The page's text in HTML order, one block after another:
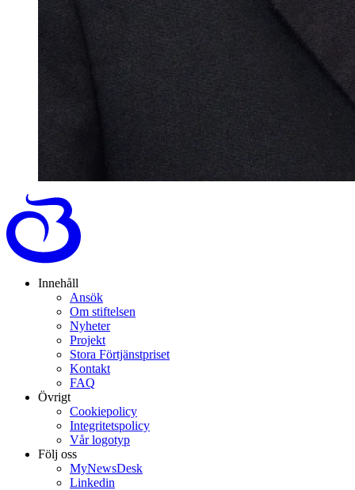
Innehåll
Ansök
Om stiftelsen
Nyheter
Projekt
Stora Förtjänstpriset
Kontakt
FAQ
Övrigt
Cookiepolicy
Integritetspolicy
Vår logotyp
Följ oss
MyNewsDesk
Linkedin